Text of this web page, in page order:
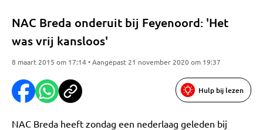
NAC Breda onderuit bij Feyenoord: 'Het
was vrij kansloos'
8 maart 2015 om 17:14 • Aangepast 21 november 2020 om 19:37
Hulp bij lezen
NAC Breda heeft zondag een nederlaag geleden bij